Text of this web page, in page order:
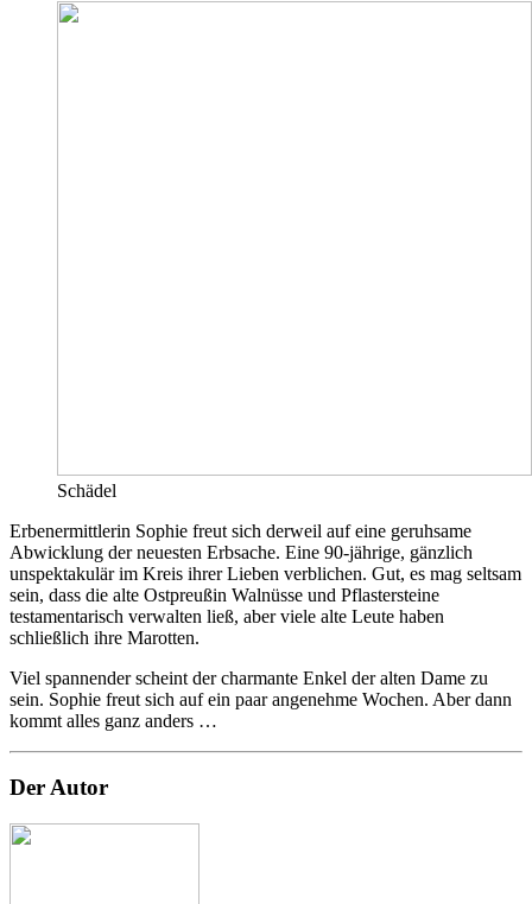
Schädel
Erbenermittlerin Sophie freut sich derweil auf eine geruhsame
Abwicklung der neuesten Erbsache. Eine 90-jährige, gänzlich
unspektakulär im Kreis ihrer Lieben verblichen. Gut, es mag seltsam
sein, dass die alte Ostpreußin Walnüsse und Pflastersteine
testamentarisch verwalten ließ, aber viele alte Leute haben
schließlich ihre Marotten.
Viel spannender scheint der charmante Enkel der alten Dame zu
sein. Sophie freut sich auf ein paar angenehme Wochen. Aber dann
kommt alles ganz anders …
Der Autor